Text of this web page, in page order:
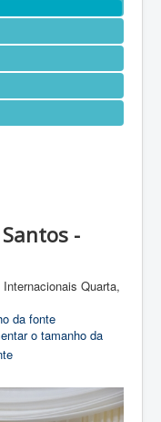
-
Quarta,
da fonte
o tamanho da